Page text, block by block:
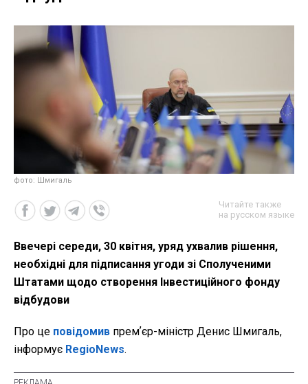
фото: Шмигаль
Читайте также
на русском языке
Ввечері середи, 30 квітня, уряд ухвалив рішення,
необхідні для підписання угоди зі Сполученими
Штатами щодо створення Інвестиційного фонду
відбудови
Про це повідомив премʼєр-міністр Денис Шмигаль,
інформує RegioNews.